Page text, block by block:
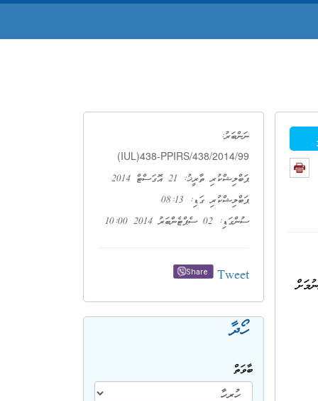
ނަންބަރު:
(IUL)438-PPIRS/438/2014/99
ޕަބްލިޝްކުރި ތާރީޚު: 21 އޮގަސްޓް 2014
ޕަބްލިޝްކުރި ގަޑި: 08:13
ސުންގަޑި: 02 ސެޕްޓެންބަރު 2014 10:00
Tweet
Share
ހޯދާ
ބާވަތް